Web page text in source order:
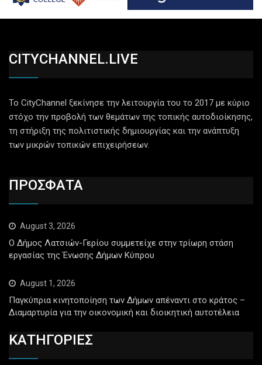
CITYCHANNEL.LIVE
Το CityChannel ξεκίνησε την λειτουργία του το 2017 με κύριο
στόχο την προβολή των θεμάτων της τοπικής αυτοδιοίκησης,
τη στήριξη της πολιτιστικής δημιουργίας και την ανάπτυξη
των μικρών τοπικών επιχειρήσεων.
ΠΡΟΣΦΑΤΑ
August 3, 2026
Ο Δήμος Λατσιών-Γερίου συμμετείχε στην τρίωρη στάση
εργασίας της Ένωσης Δήμων Κύπρου
August 1, 2026
Παγκύπρια κινητοποίηση των Δήμων απέναντι στο κράτος –
Διαμαρτυρία για την οικονομική και διοικητική αυτοτέλεια
ΚΑΤΗΓΟΡΙΕΣ